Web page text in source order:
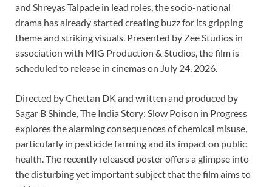
and Shreyas Talpade in lead roles, the socio-national
drama has already started creating buzz for its gripping
theme and striking visuals. Presented by Zee Studios in
association with MIG Production & Studios, the film is
scheduled to release in cinemas on July 24, 2026.
Directed by Chettan DK and written and produced by
Sagar B Shinde, The India Story: Slow Poison in Progress
explores the alarming consequences of chemical misuse,
particularly in pesticide farming and its impact on public
health. The recently released poster offers a glimpse into
the disturbing yet important subject that the film aims to